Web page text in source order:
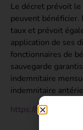
Le décret prévoit
peuvent
taux et prévoit
application de ses
fonctionnaires de
sauvegarde
indemnitaire
indemnitaire
https://